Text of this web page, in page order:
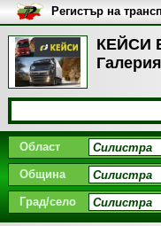
КЕЙСИ
Галерия
Регистър на
транспортните
България
Област
Община
Град/село